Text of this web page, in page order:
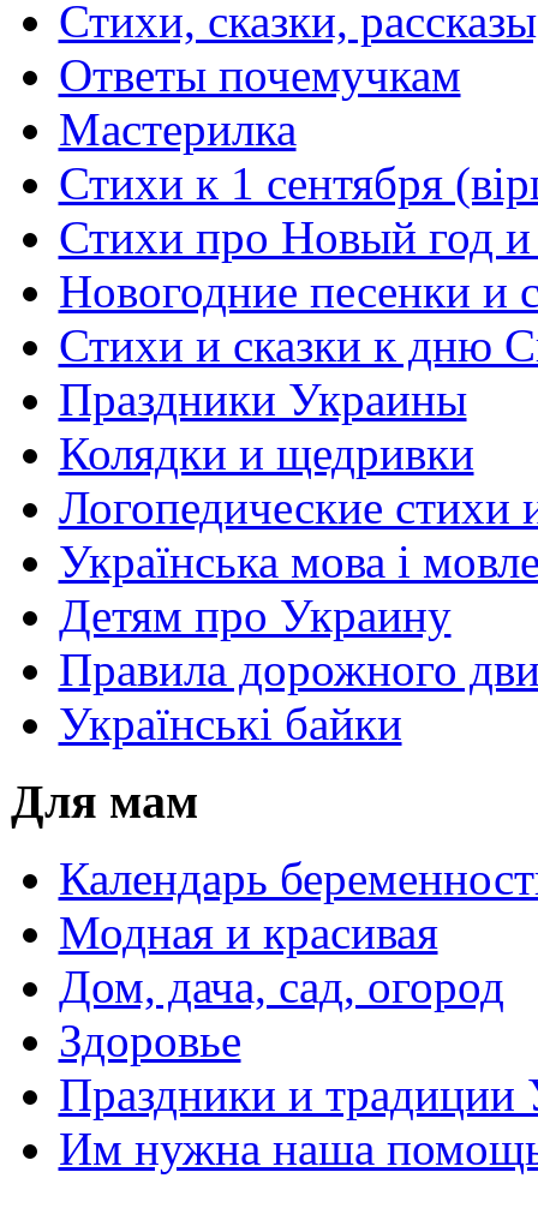
Стихи, сказки,
Ответы почемучкам
Мастерилка
Стихи к 1 сентября
Стихи про Новый год
Новогодние песенки и
Стихи и сказки к дню
Праздники Украины
Колядки и щедривки
Логопедические стихи
Українська мова і
Детям про Украину
Правила дорожного
Українські байки
Для мам
Календарь
Модная и красивая
Дом, дача, сад, огород
Здоровье
Праздники и традиции
Им нужна наша